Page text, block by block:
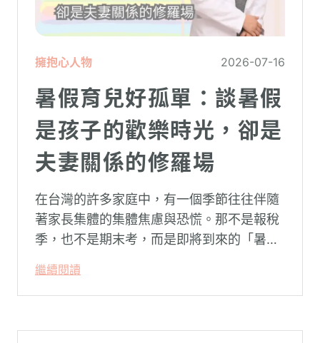
擁抱心人物 2026-07-16
暑假育兒好孤單：談暑假
是孩子的歡樂時光，卻是
夫妻關係的修羅場
在台灣的許多家庭中，有一個季節往往伴隨
著家長集體的集體焦慮與恐慌。那不是報稅
季，也不是期末考，而是即將到來的「暑
家庭，原本由學校與安親班代勞的照顧責
任，瞬間全數倒回家庭系統之內。對許多父
繼續閱讀